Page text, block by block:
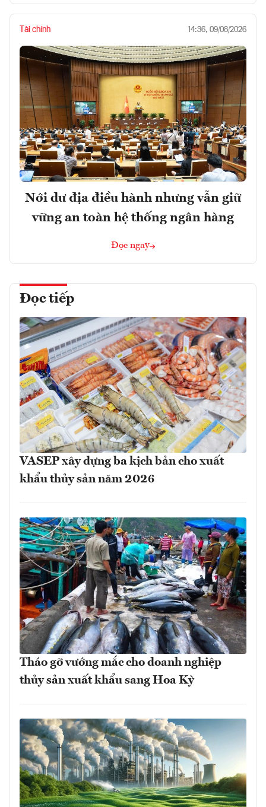
Tài chính 14:36, 09/08/2026
Nới dư địa điều hành nhưng vẫn giữ
vững an toàn hệ thống ngân hàng
Đọc ngay
Đọc tiếp
VASEP xây dựng ba kịch bản cho xuất
khẩu thủy sản năm 2026
Tháo gỡ vướng mắc cho doanh nghiệp
thủy sản xuất khẩu sang Hoa Kỳ